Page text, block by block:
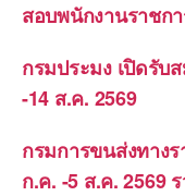
สอบพนักงานราชก
กรมประมง เปิดรับ
-14 ส.ค. 2569
กรมการขนส่งทาง
ก.ค. -5 ส.ค. 2569